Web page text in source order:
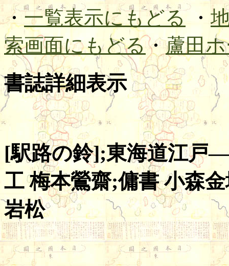
・一覧表示にもどる・
索画面にもどる・蘆田
書誌詳細表示
[駅路の鈴];東海道江戸
工 梅本鶯齋;傭書 小森
岩松